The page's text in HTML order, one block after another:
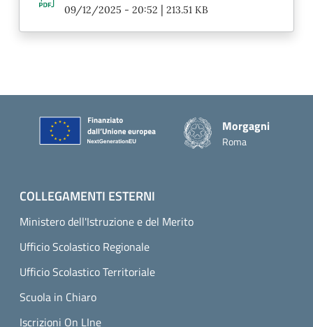
09/12/2025 - 20:52 | 213.51 KB
Piè di pagina
Morgagni
Roma
COLLEGAMENTI ESTERNI
Ministero dell'Istruzione e del Merito
Ufficio Scolastico Regionale
Ufficio Scolastico Territoriale
Scuola in Chiaro
Iscrizioni On LIne